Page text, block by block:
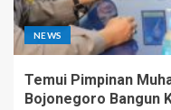
NEWS
Temui Pimpinan
Bojonegoro Bangun